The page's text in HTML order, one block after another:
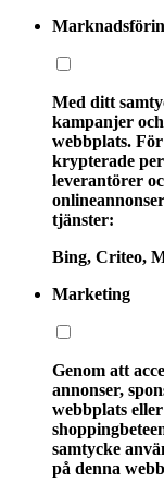
Med ditt
kampanjer
webbplats.
krypterade
leverantörer
tjänster:
Bing, Criteo,
Marketing
Genom att
annonser,
webbplats
samtycke
på denna